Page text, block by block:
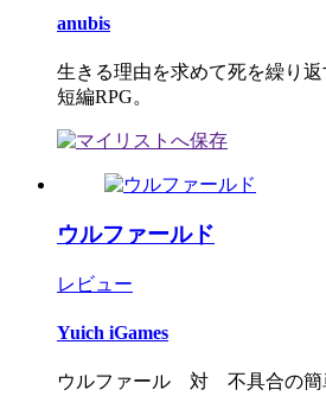
anubis
生きる理由を求めて死を繰り
短編RPG。
ウルファールド
レビュー
Yuich iGames
ウルファール 対 不具合の簡